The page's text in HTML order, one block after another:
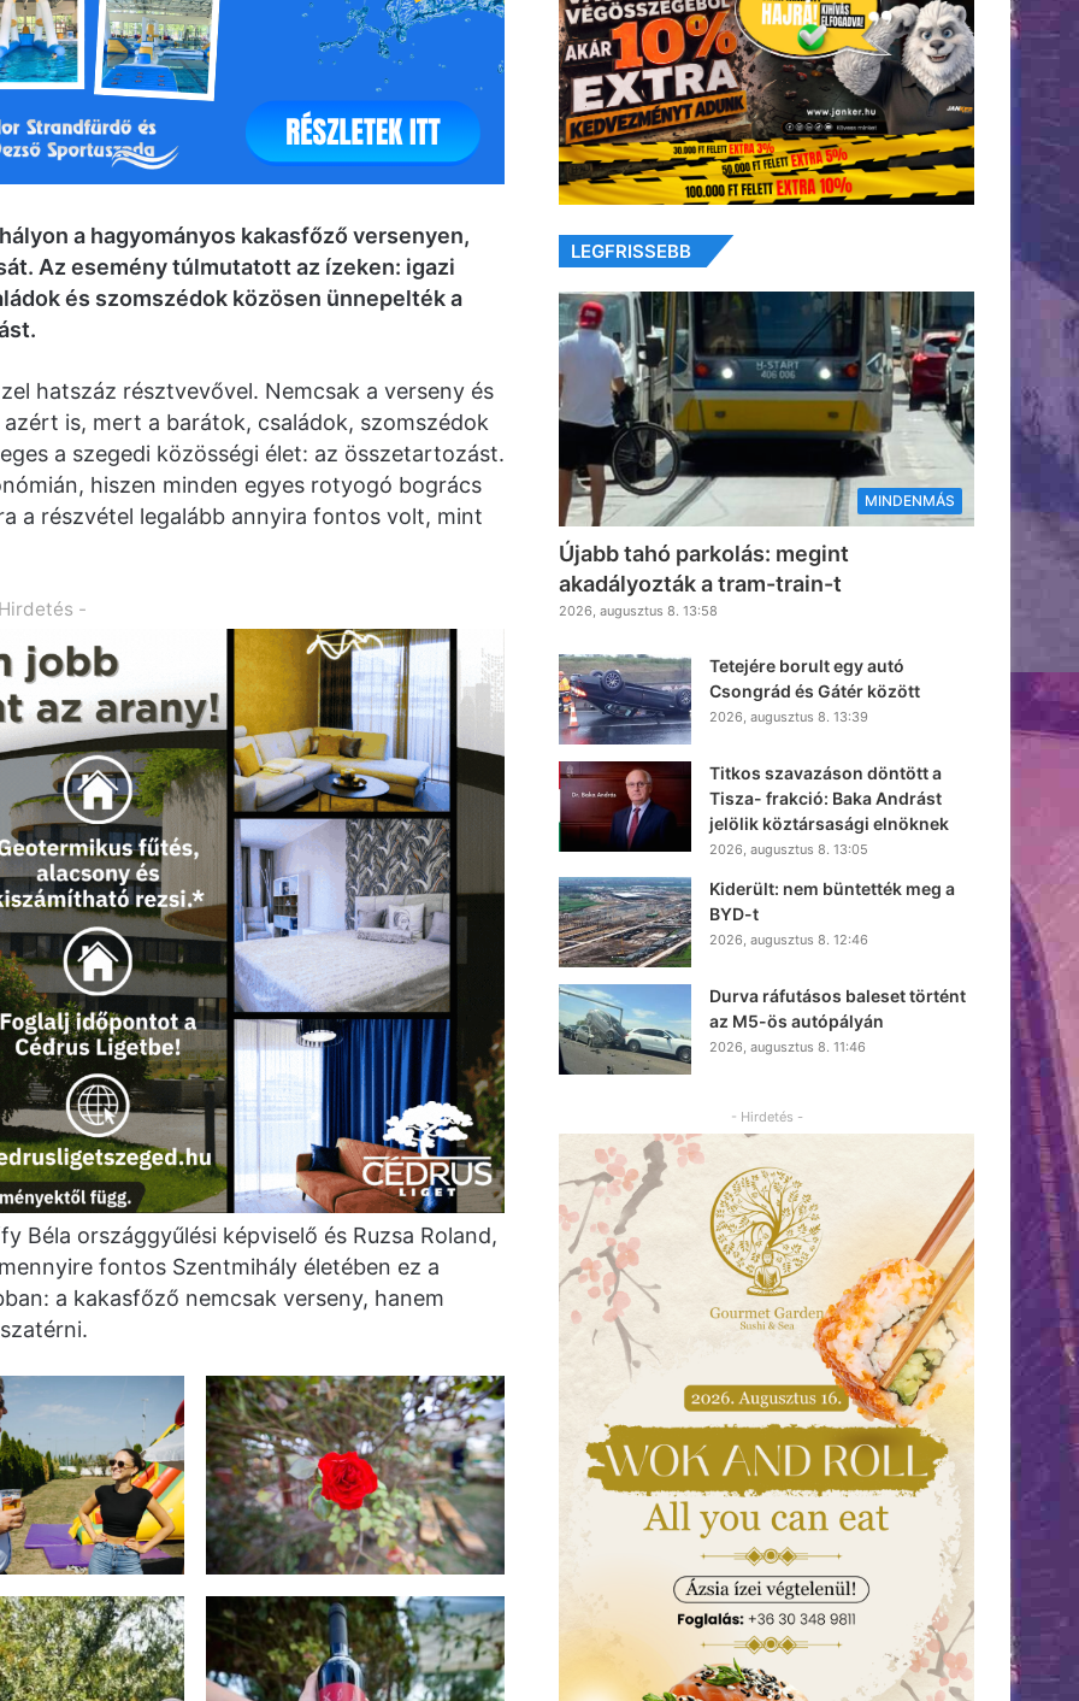
a hagyományos kakasfőző versenyen,
Az esemény túlmutatott az ízeken: igazi
és szomszédok közösen ünnepelték a
hatszáz résztvevővel. Nemcsak a verseny és
is, mert a barátok, családok, szomszédok
a szegedi közösségi élet: az összetartozást.
hiszen minden egyes rotyogó bogrács
a részvétel legalább annyira fontos volt, mint
-
Béla országgyűlési képviselő és Ruzsa Roland,
fontos Szentmihály életében ez a
a kakasfőző nemcsak verseny, hanem
LEGFRISSEBB
MINDENMÁS
Újabb tahó parkolás: megint
akadályozták a tram-train-t
2026, augusztus 8. 13:58
Tetejére borult egy autó
Csongrád és Gátér között
2026, augusztus 8. 13:39
Titkos szavazáson döntött a
Tisza- frakció: Baka Andrást
jelölik köztársasági elnöknek
2026, augusztus 8. 13:05
Kiderült: nem büntették meg a
BYD-t
2026, augusztus 8. 12:46
Durva ráfutásos baleset történt
az M5-ös autópályán
2026, augusztus 8. 11:46
- Hirdetés -